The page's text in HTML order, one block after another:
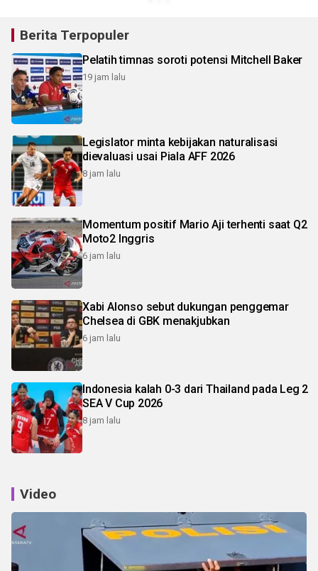
Berita Terpopuler
Pelatih timnas soroti potensi Mitchell Baker
19 jam lalu
Legislator minta kebijakan naturalisasi
dievaluasi usai Piala AFF 2026
8 jam lalu
Momentum positif Mario Aji terhenti saat Q2
Moto2 Inggris
6 jam lalu
Xabi Alonso sebut dukungan penggemar
Chelsea di GBK menakjubkan
6 jam lalu
Indonesia kalah 0-3 dari Thailand pada Leg 2
SEA V Cup 2026
8 jam lalu
Video